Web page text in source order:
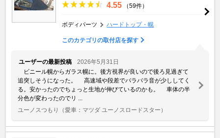
4.55 （59件）
ボディパーツ ハードトップ・幌
このカテゴリの取付店を探す
ユーザーの最新投稿
2026年5月31日
ビニール幌からガラス幌に。後方視界が良いので後ろ見過ぎて
追突しそうになった。 高速域や段差でバラバラ音が少ししてく
る。安かったのでちょっと生地が伸びているのかも。 車体の半
分色が変わったのでリ ...
ユーノスつもり
（愛車：マツダ ユーノスロードスター）